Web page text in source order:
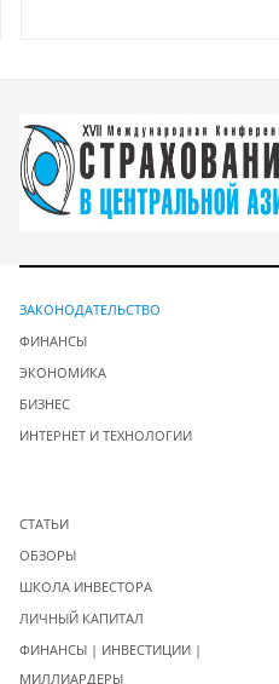
ЗАКОНОДАТЕЛЬСТВО
ФИНАНСЫ
ЭКОНОМИКА
БИЗНЕС
ИНТЕРНЕТ И ТЕХНОЛОГИИ
СТАТЬИ
ОБЗОРЫ
ШКОЛА ИНВЕСТОРА
ЛИЧНЫЙ КАПИТАЛ
ФИНАНСЫ | ИНВЕСТИЦИИ |
МИЛЛИАРДЕРЫ